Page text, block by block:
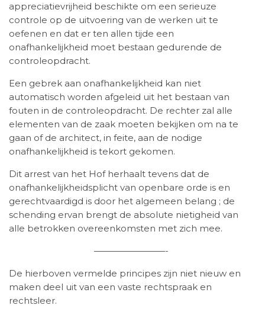
appreciatievrijheid beschikte om een serieuze
controle op de uitvoering van de werken uit te
oefenen en dat er ten allen tijde een
onafhankelijkheid moet bestaan gedurende de
controleopdracht.
Een gebrek aan onafhankelijkheid kan niet
automatisch worden afgeleid uit het bestaan van
fouten in de controleopdracht. De rechter zal alle
elementen van de zaak moeten bekijken om na te
gaan of de architect, in feite, aan de nodige
onafhankelijkheid is tekort gekomen.
Dit arrest van het Hof herhaalt tevens dat de
onafhankelijkheidsplicht van openbare orde is en
gerechtvaardigd is door het algemeen belang ; de
schending ervan brengt de absolute nietigheid van
alle betrokken overeenkomsten met zich mee.
————————-
De hierboven vermelde principes zijn niet nieuw en
maken deel uit van een vaste rechtspraak en
rechtsleer.